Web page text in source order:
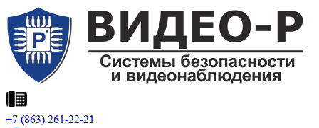
+7 (863) 261-22-21